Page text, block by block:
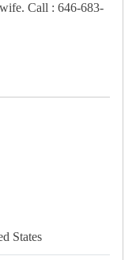
Call : 646-683-
States